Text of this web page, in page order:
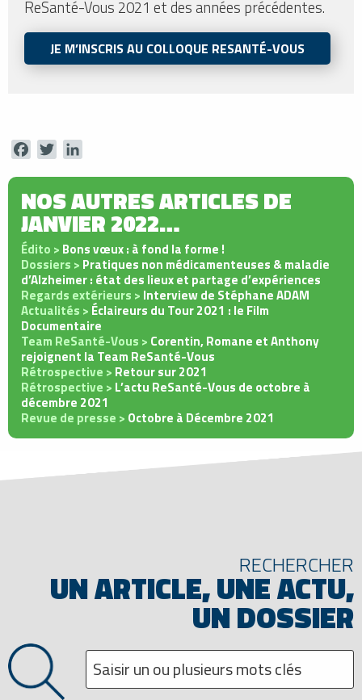
ReSanté-Vous 2021 et des années précédentes.
JE M’INSCRIS AU COLLOQUE RESANTÉ-VOUS
FacebookTwitter
NOS AUTRES ARTICLES DE
JANVIER 2022…
Édito > Bons vœux : à fond la forme !
Dossiers > Pratiques non médicamenteuses & maladie
d’Alzheimer : état des lieux et partage d’expériences
Regards extérieurs > Interview de Stéphane ADAM
Actualités > Éclaireurs du Tour 2021 : le Film
Documentaire
Team ReSanté-Vous > Corentin, Romane et Anthony
rejoignent la Team ReSanté-Vous
Rétrospective > Retour sur 2021
Rétrospective > L’actu ReSanté-Vous de octobre à
décembre 2021
Revue de presse > Octobre à Décembre 2021
RECHERCHER
UN ARTICLE, UNE ACTU,
UN DOSSIER